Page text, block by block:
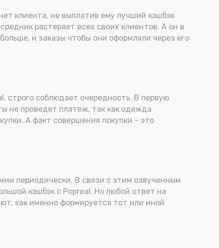
клиента, не выплатив ему лучший кэшбэк
растеряет всех своих клиентов. А он в
и заказы чтобы они оформляли через его
строго соблюдает очередность. В первую
не проведет платеж, так как одежда
А факт совершения покупки – это
периодически. В связи с этим озвученным
кэшбэк с Popreal. Но любой ответ на
как именно формируется тот или иной